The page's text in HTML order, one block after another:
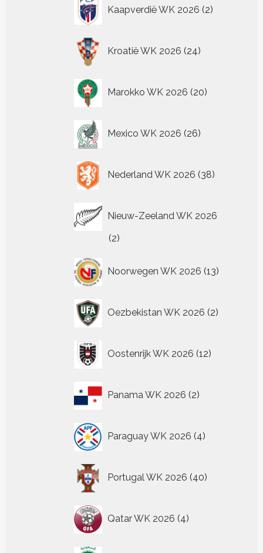
Kaapverdië WK 2026 2
producten
Kroatië WK 2026 24
producten
Marokko WK 2026 20
producten
Mexico WK 2026 26
producten
Nederland WK 2026 38
producten
Nieuw-Zeeland WK 2026
22
Noorwegen WK 2026 13
producten
Oezbekistan WK 2026 2
producten
Oostenrijk WK 2026 12
producten
Panama WK 2026 2
producten
Paraguay WK 2026 4
producten
Portugal WK 2026 40
producten
Qatar WK 2026 4
producten